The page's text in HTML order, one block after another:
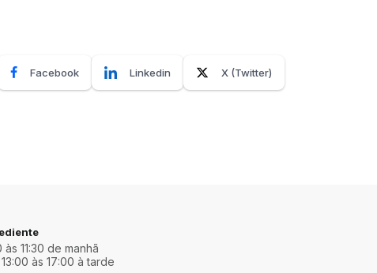
Facebook Linkedin X (Twitter)
às 11:30 de manhã
às 17:00 à tarde